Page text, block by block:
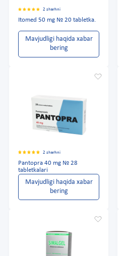
2 sharhni
Itomed 50 mg № 20 tabletka.
Mavjudligi haqida xabar
bering
2 sharhni
Pantopra 40 mg № 28
tabletkalari
Mavjudligi haqida xabar
bering